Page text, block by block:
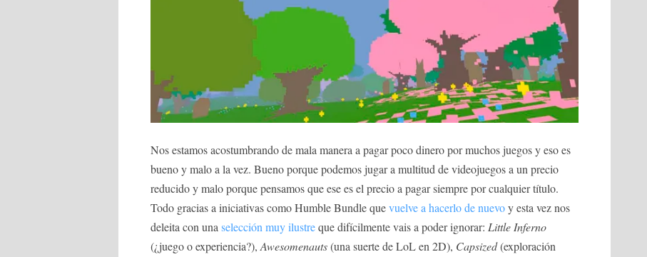
Nos estamos acostumbrando de mala manera a pagar poco dinero por muchos juegos y eso es
bueno y malo a la vez. Bueno porque podemos jugar a multitud de videojuegos a un precio
reducido y malo porque pensamos que ese es el precio a pagar siempre por cualquier título.
Todo gracias a iniciativas como Humble Bundle quevuelve a hacerlo de nuevoy esta vez nos
deleita con unaselección muy ilustreque difícilmente vais a poder ignorar: Little Inferno
(¿juego o experiencia?),Awesomenauts(una suerte de LoL en 2D), Capsized(exploración